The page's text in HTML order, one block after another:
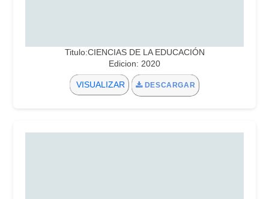
Titulo:CIENCIAS DE LA EDUCACIÓN
Edicion: 2020
VISUALIZAR DESCARGAR